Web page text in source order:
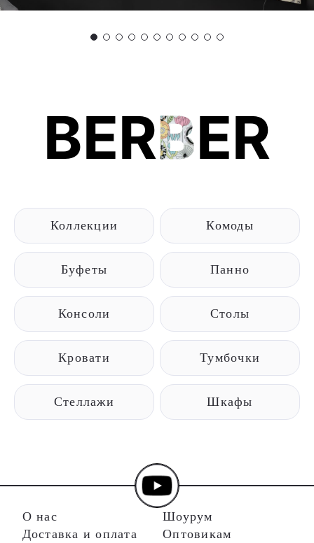
BERBER
Коллекции Комоды
Буфеты Панно
Консоли Столы
Кровати Тумбочки
Стеллажи Шкафы
О нас
Доставка и оплата
Шоурум
Оптовикам